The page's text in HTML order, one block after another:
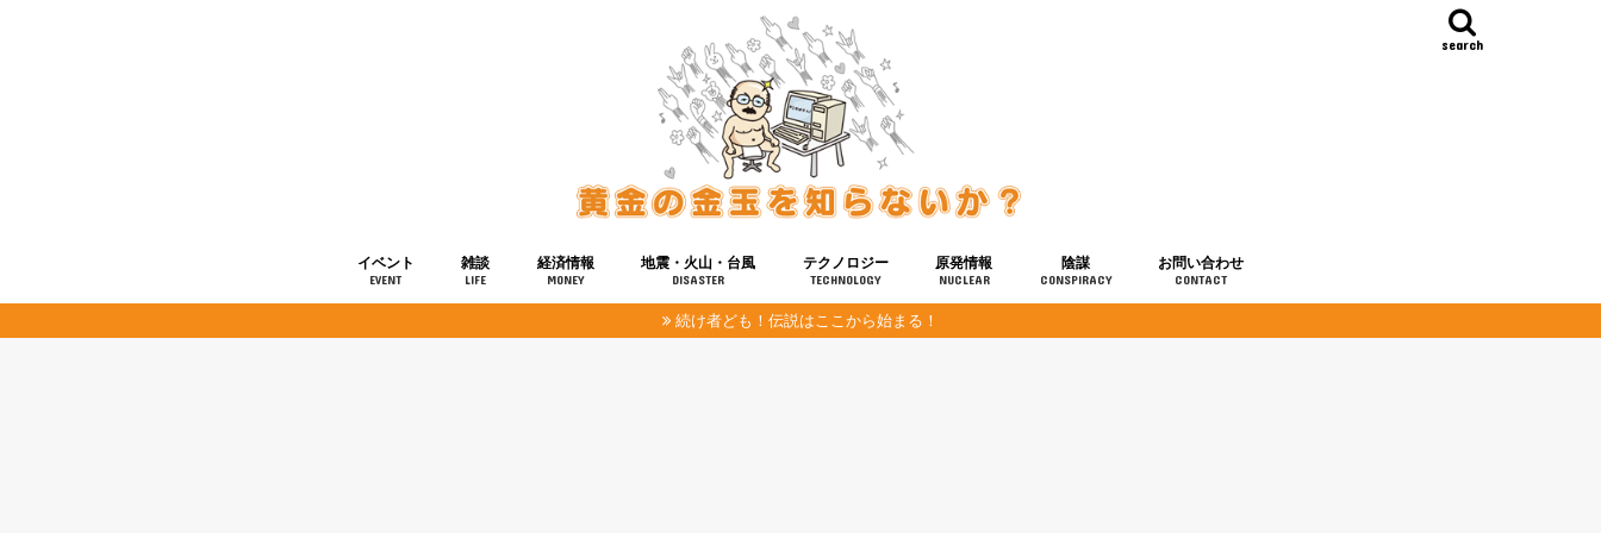
search
イベント
EVENT
雑談
LIFE
経済情報
MONEY
地震・火山・台風
DISASTER
テクノロジー
TECHNOLOGY
健康
宇宙
原発情報
NUCLEAR
陰謀
CONSPIRACY
お問い合わせ
CONTACT
続け者ども！伝説はここから始まる！